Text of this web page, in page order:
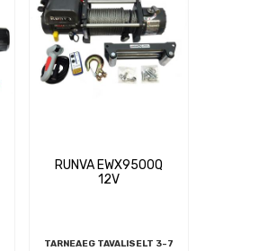
RUNVA EWX9500Q
12V
TARNEAEG TAVALISELT 3-7